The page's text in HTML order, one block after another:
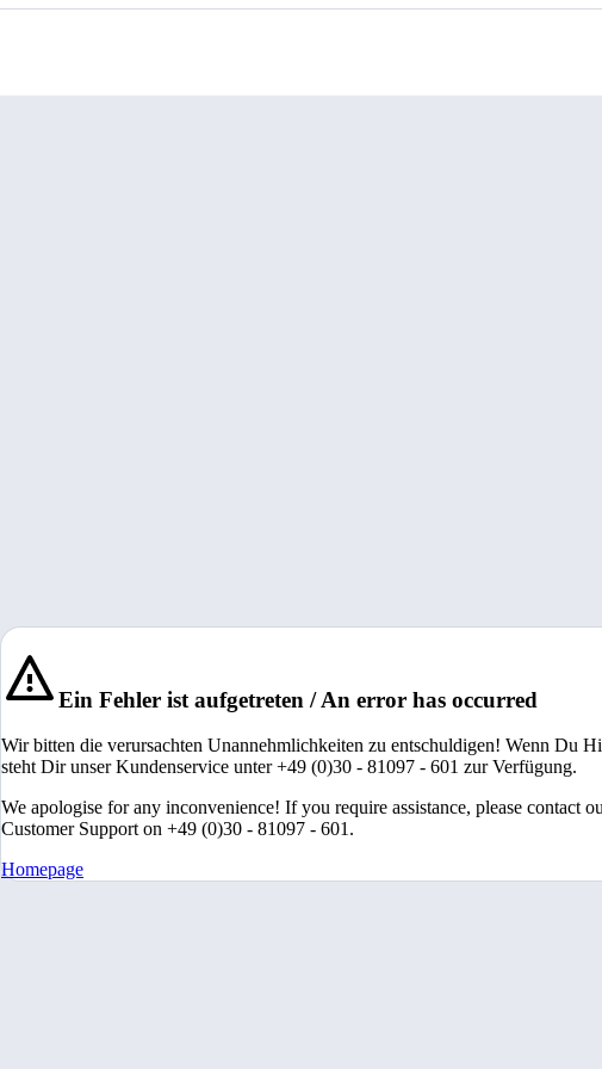
Ein Fehler ist aufgetreten / An error has occurred
Wir bitten die verursachten Unannehmlichkeiten zu entschuldigen! Wenn Du
steht Dir unser Kundenservice unter +49 (0)30 - 81097 - 601 zur Verfügung.
We apologise for any inconvenience! If you require assistance, please contact
Customer Support on +49 (0)30 - 81097 - 601.
Homepage